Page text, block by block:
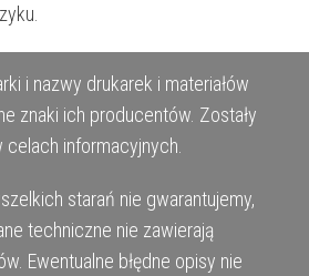
i nazwy drukarek i materiałów
znaki ich producentów. Zostały
celach informacyjnych.
starań nie gwarantujemy,
techniczne nie zawierają
Ewentualne błędne opisy nie